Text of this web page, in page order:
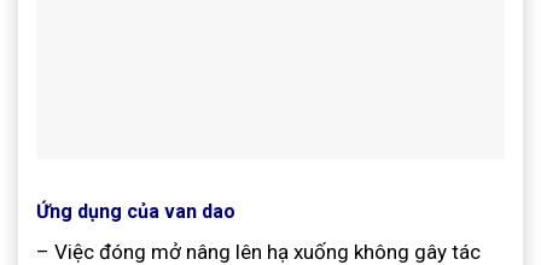
Ứng dụng của van dao
– Việc đóng mở nâng lên hạ xuống không gây tác